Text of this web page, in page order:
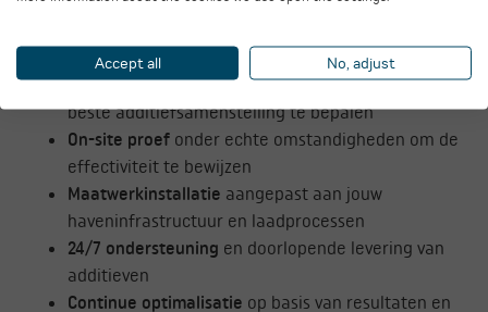
van jouw specifieke situatie:
Laboratoriumtestmet jouw eigen materiaal om de
beste additiefsamenstelling te bepalen
On-site proef onder echte omstandigheden om de
effectiviteit te bewijzen
Maatwerkinstallatie aangepast aan jouw
haveninfrastructuur en laadprocessen
24/7 ondersteuning en doorlopende levering van
additieven
Continue optimalisatie op basis van resultaten en
Accept all No, adjust